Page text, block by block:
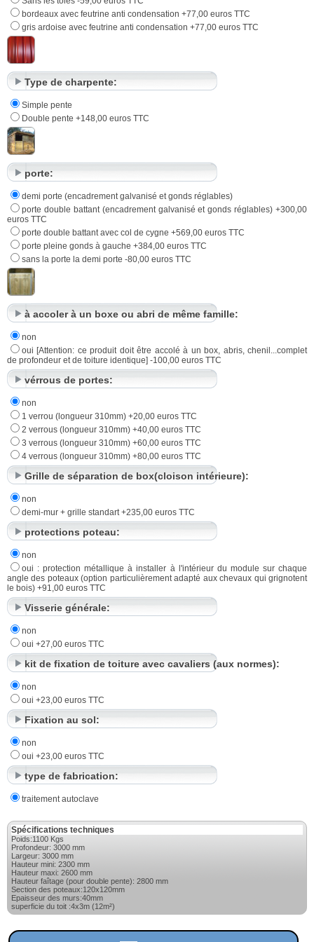
bordeaux avec feutrine anti condensation +77,00 euros TTC
gris ardoise avec feutrine anti condensation +77,00 euros TTC
Type de charpente:
Simple pente
Double pente +148,00 euros TTC
porte:
demi porte (encadrement galvanisé et gonds réglables)
porte double battant (encadrement galvanisé et gonds réglables) +300,00
euros TTC
porte double battant avec col de cygne +569,00 euros TTC
porte pleine gonds à gauche +384,00 euros TTC
sans la porte la demi porte -80,00 euros TTC
à accoler à un boxe ou abri de même famille:
non
oui [Attention: ce produit doit être accolé à un box, abris, chenil...complet
de profondeur et de toiture identique] -100,00 euros TTC
vérrous de portes:
non
1 verrou (longueur 310mm) +20,00 euros TTC
2 verrous (longueur 310mm) +40,00 euros TTC
3 verrous (longueur 310mm) +60,00 euros TTC
4 verrous (longueur 310mm) +80,00 euros TTC
Grille de séparation de box(cloison intérieure):
non
demi-mur + grille standart +235,00 euros TTC
protections poteau:
non
oui : protection métallique à installer à l'intérieur du module sur chaque
angle des poteaux (option particulièrement adapté aux chevaux qui grignotent
le bois) +91,00 euros TTC
Visserie générale:
non
oui +27,00 euros TTC
kit de fixation de toiture avec cavaliers (aux normes):
non
oui +23,00 euros TTC
Fixation au sol:
non
oui +23,00 euros TTC
type de fabrication:
traitement autoclave
Spécifications techniques
Poids:1100 Kgs
Profondeur: 3000 mm
Largeur: 3000 mm
Hauteur mini: 2300 mm
Hauteur maxi: 2600 mm
Hauteur faîtage (pour double pente): 2800 mm
Section des poteaux:120x120mm
Epaisseur des murs:40mm
superficie du toit :4x3m (12m²)